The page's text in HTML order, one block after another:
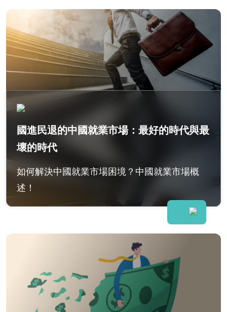
國進民退的中國就業市場：最好的時代與最
壞的時代
如何解決中國就業市場困境？中國就業市場概
述！